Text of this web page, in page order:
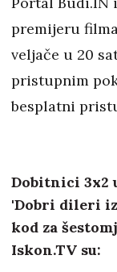
premijeru
veljače u 20
pristupnim
besplatni
Dobitnici 3x2
'Dobri dileri
kod za
Iskon.TV su: